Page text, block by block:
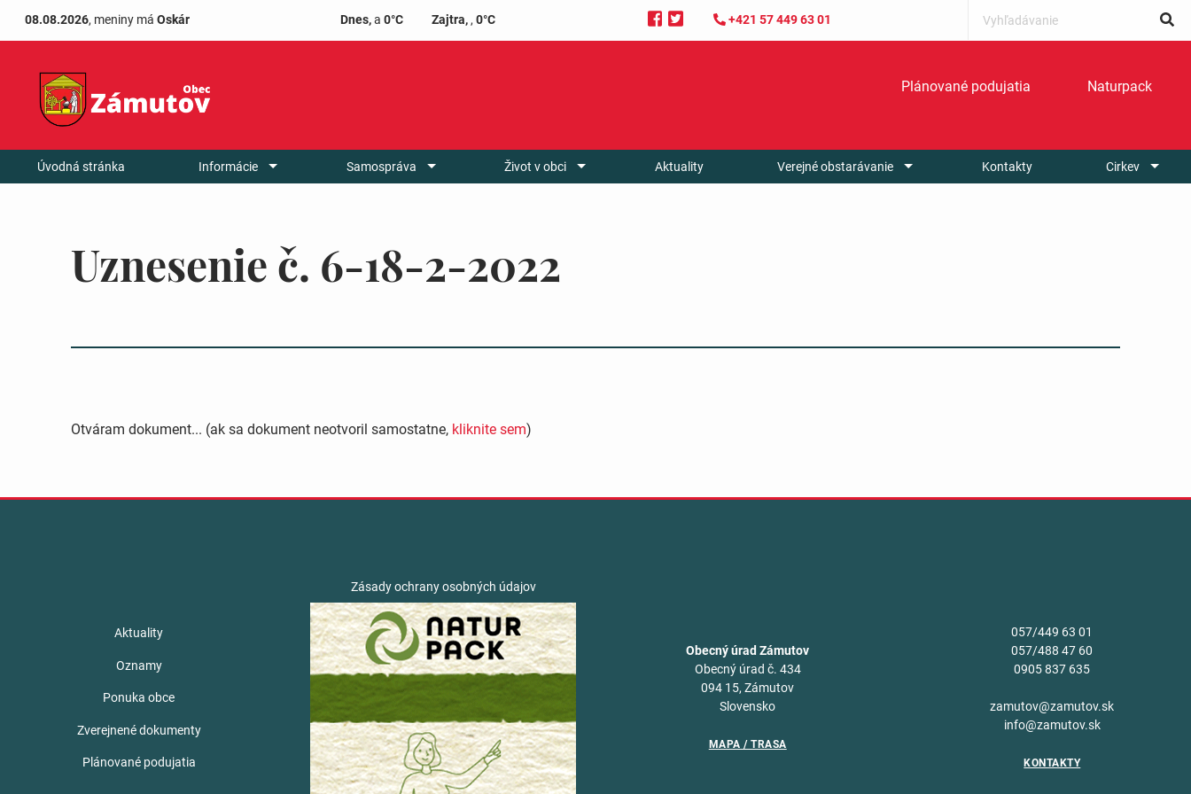
08.08.2026, meniny má Oskár Dnes, a 0°C Zajtra,, 0°C +421 57 449 63 01
Plánované podujatia Naturpack
Úvodná stránka Informácie Samospráva Život v obci Aktuality Verejné obstarávanie Kontakty Cirkev
Uznesenie č. 6-18-2-2022
Otváram dokument... (ak sa dokument neotvoril samostatne, kliknite sem)
Aktuality
Oznamy
Ponuka obce
Zverejnené dokumenty
Plánované podujatia
Zásady ochrany osobných údajov
Obecný úrad Zámutov
Obecný úrad č. 434
094 15, Zámutov
Slovensko
MAPA / TRASA
057/449 63 01
057/488 47 60
0905 837 635
zamutov@zamutov.sk
info@zamutov.sk
KONTAKTY